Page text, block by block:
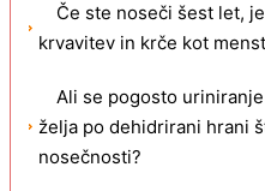
Če ste noseči šest let,
krvavitev in krče kot
Ali se pogosto
želja po dehidrirani hrani
nosečnosti?